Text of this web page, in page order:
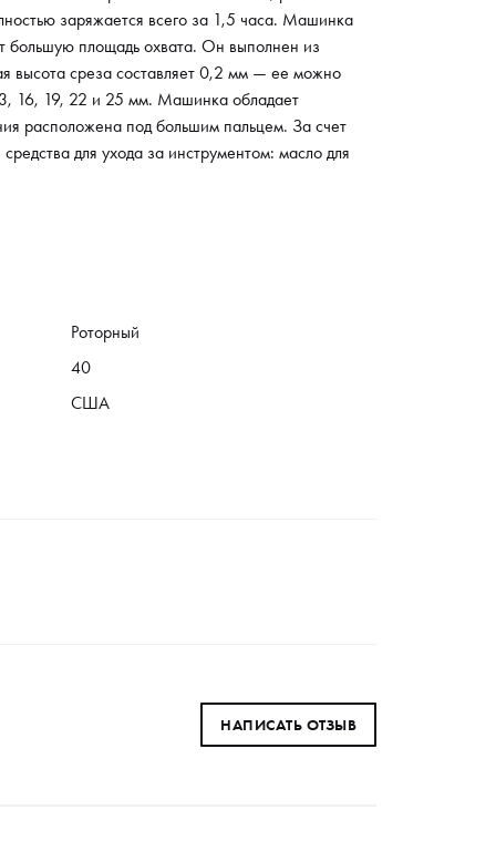
в руке. Для удобства мастера кнопка включения
под большим пальцем. За счет небольшого
ней можно долго работать без чувства усталости
в кисти. В комплекте поставляются
для ухода за инструментом: масло для смазки
объемом 7,5 мл и щеточка.
заряжается всего за 1,5 часа. Машинка
большую площадь охвата. Он выполнен из
высота среза составляет 0,2 мм — ее можно
16, 19, 22 и 25 мм. Машинка обладает
расположена под большим пальцем. За счет
для ухода за инструментом: масло для
Роторный
40
США
НАПИСАТЬ ОТЗЫВ